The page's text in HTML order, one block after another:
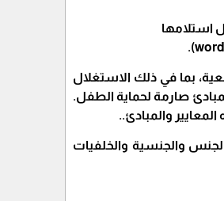
استلامها
بما في ذلك الاستغلال
صارمة لحماية الطفل.
والمبادئ..
والجنسية والخلفيات